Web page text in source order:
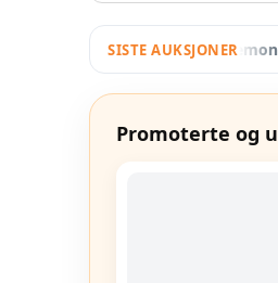
SISTE AUKSJONER
Pokemon samling
Promoterte og